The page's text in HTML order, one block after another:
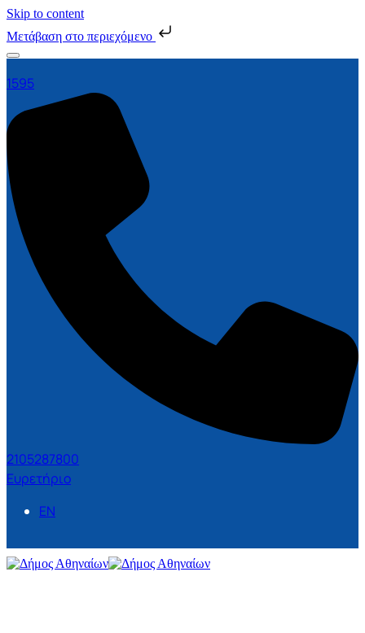
Skip to content
Μετάβαση στο περιεχόμενο
1595
2105287800
Ευρετήριο
EN